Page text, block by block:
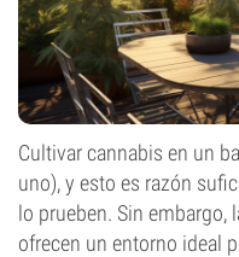
Cultivar cannabis en un
uno), y esto es razón
lo prueben. Sin embargo,
ofrecen un entorno ideal